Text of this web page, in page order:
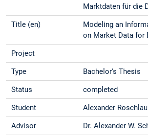
Marktdaten für die
Title (en)
Modeling an
on Market Data for
Project
Type Bachelor's Thesis
Status completed
Student Alexander
Advisor Dr. Alexander W.